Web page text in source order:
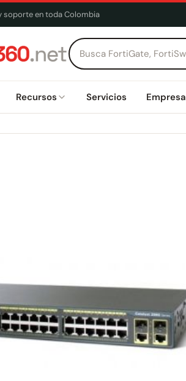
soporte en toda Colombia
Recursos Servicios Empresa